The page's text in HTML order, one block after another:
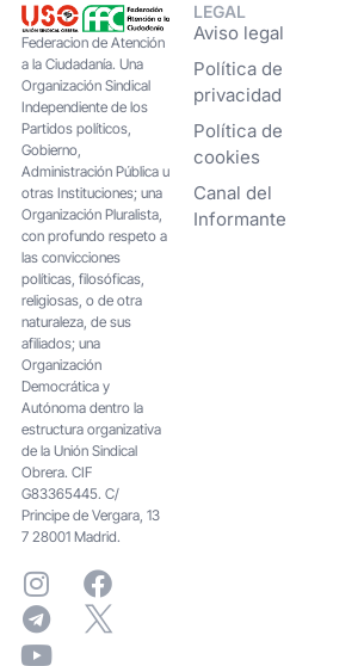
Federacion de Atención
a la Ciudadanía. Una
Organización Sindical
Independiente de los
Partidos políticos,
Gobierno,
Administración Pública u
otras Instituciones; una
Organización Pluralista,
con profundo respeto a
las convicciones
políticas, filosóficas,
religiosas, o de otra
naturaleza, de sus
afiliados; una
Organización
Democrática y
Autónoma dentro la
estructura organizativa
de la Unión Sindical
Obrera. CIF
G83365445. C/
Principe de Vergara, 13
7 28001 Madrid.
LEGAL
Aviso legal
Política de
privacidad
Política de
cookies
Canal del
Informante